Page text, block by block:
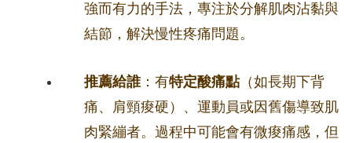
強而有力的手法，專注於分解肌肉沾黏與
結節，解決慢性疼痛問題。
推薦給誰：有特定酸痛點（如長期下背
痛、肩頸痠硬）、運動員或因舊傷導致肌
肉緊繃者。過程中可能會有微痠痛感，但